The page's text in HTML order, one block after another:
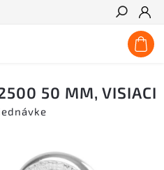
Hľadať
50 MM, VISIACI